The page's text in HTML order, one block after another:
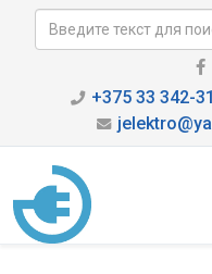
+375 33 342-